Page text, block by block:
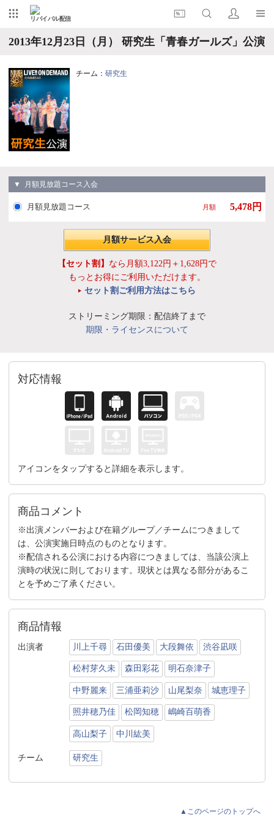
リバイバル配信
2013年12月23日（月） 研究生「青春ガールズ」公演
チーム： 研究生
▼ 月額見放題コース入会
月額見放題コース 月額 5,478円
月額サービス入会
【セット割】 なら月額3,122円＋1,628円で
もっとお得にご利用いただけます。
セット割ご利用方法はこちら
ストリーミング期限：配信終了まで
期限・ライセンスについて
対応情報
アイコンをタップすると詳細を表示します。
商品コメント
※出演メンバーおよび在籍グループ／チームにつきまして
は、公演実施日時点のものとなります。
※配信される公演における内容につきましては、当該公演上
演時の状況に則しております。現状とは異なる部分があるこ
とを予めご了承ください。
商品情報
出演者 川上千尋 石田優美 大段舞依 渋谷凪咲
松村芽久未 森田彩花 明石奈津子
中野麗来 三浦亜莉沙 山尾梨奈 城恵理子
照井穂乃佳 松岡知穂 嶋崎百萌香
高山梨子 中川紘美
チーム 研究生
▲このページのトップへ